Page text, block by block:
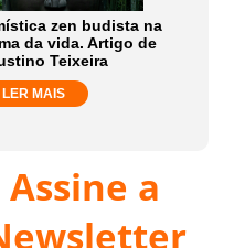
zen budista na
da vida. Artigo de
Teixeira
LER MAIS
Assine a